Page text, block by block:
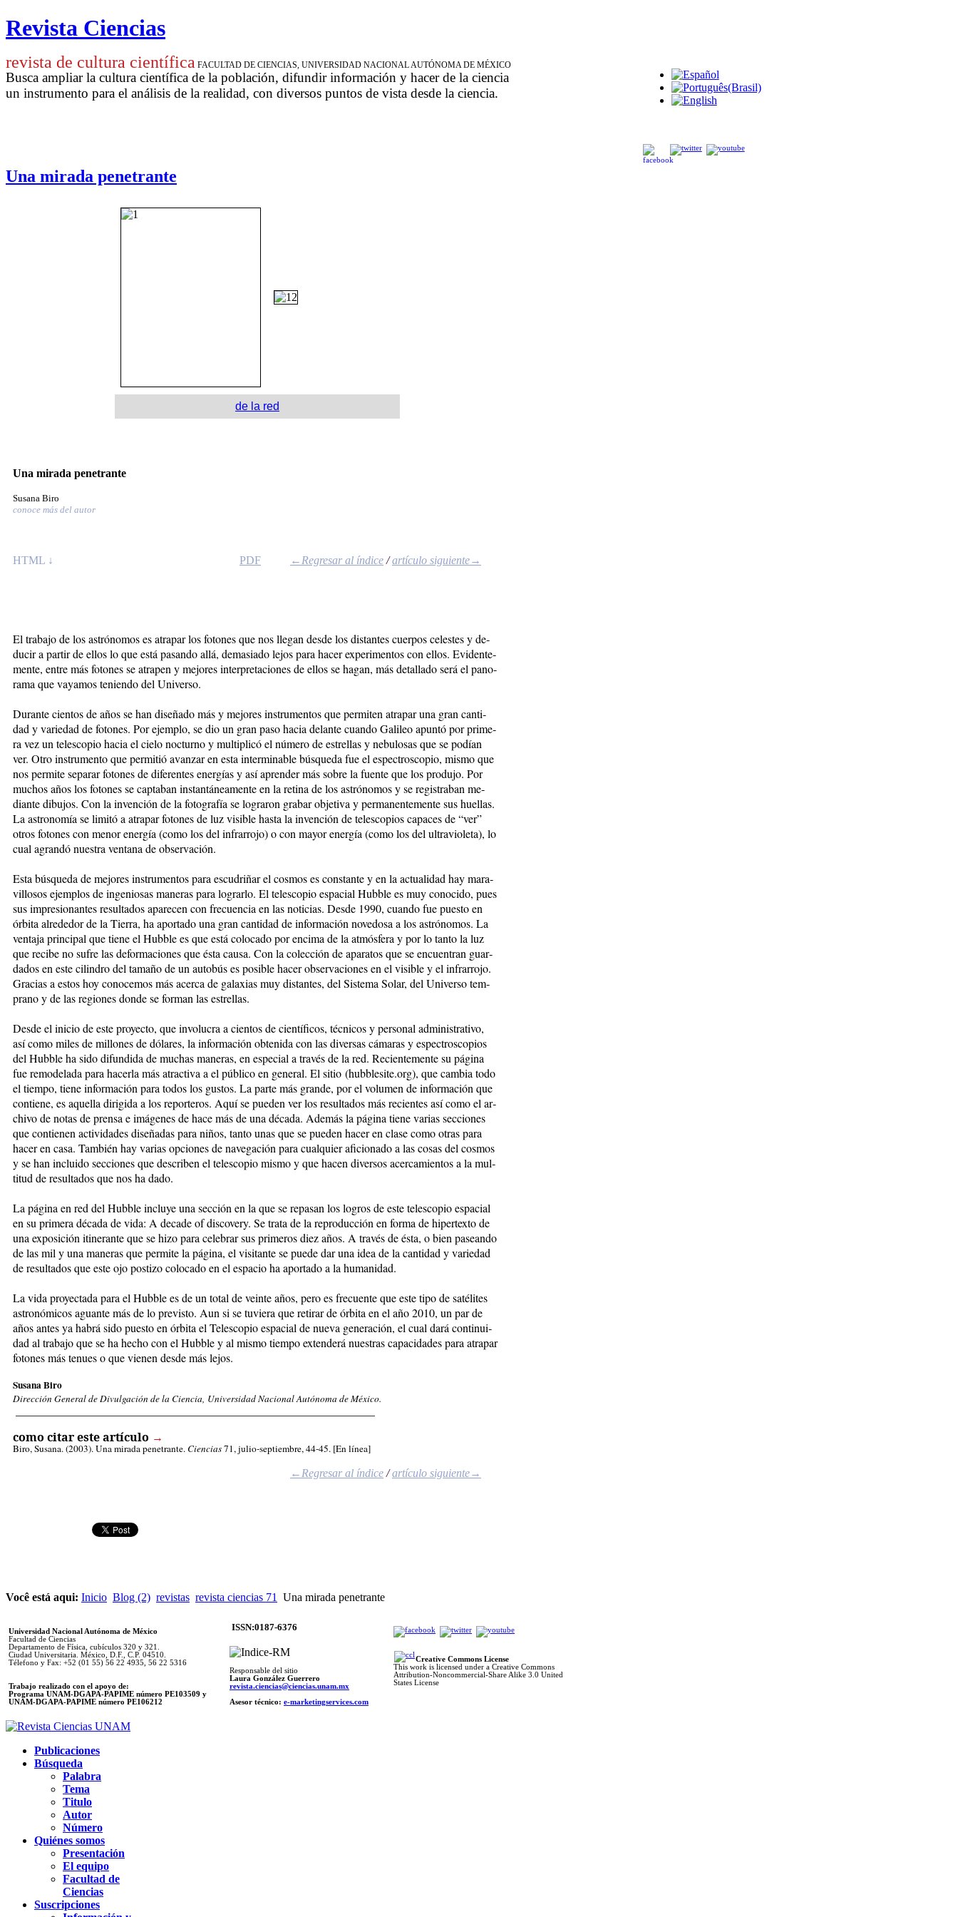
Revista Ciencias
revista de cultura científica FACULTAD DE CIENCIAS, UNIVERSIDAD NACIONAL AUTÓNOMA DE MÉXICO
Busca ampliar la cultura científica de la población, difundir información y hacer de la ciencia
un instrumento para el análisis de la realidad, con diversos puntos de vista desde la ciencia.
Una mirada penetrante
de la red
Una mirada penetrante
Susana Biro
conoce más del autor
HTML ↓ PDF ←Regresar al índice /artículo siguiente→
El tra­ba­jo de los as­tró­no­mos es atra­par los fo­to­nes que nos lle­gan des­de los dis­tan­tes cuer­pos ce­les­tes y de­
du­cir a par­tir de ellos lo que está pa­san­do allá, de­ma­sia­do le­jos pa­ra ha­cer ex­pe­ri­men­tos con ellos. Evi­den­te­
men­te, en­tre más fo­to­nes se atra­pen y me­jo­res in­ter­pre­ta­cio­nes de ellos se ha­gan, más de­ta­lla­do se­rá el pa­no­
ra­ma que va­ya­mos te­nien­do del Uni­ver­so.
Du­ran­te cien­tos de años se han di­se­ña­do más y me­jo­res ins­tru­men­tos que per­mi­ten atra­par una gran can­ti­
dad y va­rie­dad de fo­to­nes. Por ejem­plo, se dio un gran pa­so ha­cia de­lan­te cuan­do Ga­li­leo apun­tó por pri­me­
ra vez un te­les­co­pio ha­cia el cie­lo noc­tur­no y mul­ti­pli­có el nú­me­ro de es­tre­llas y ne­bu­lo­sas que se po­dían
ver. Otro ins­tru­men­to que per­mi­tió avan­zar en es­ta in­ter­mi­na­ble bús­que­da fue el es­pec­tros­co­pio, mis­mo que
nos per­mi­te se­pa­rar fo­to­nes de di­fe­ren­tes ener­gías y así apren­der más so­bre la fuen­te que los pro­du­jo. Por
mu­chos años los fo­to­nes se cap­ta­ban ins­tan­tá­nea­men­te en la re­ti­na de los as­tró­no­mos y se re­gis­tra­ban me­
dian­te di­bu­jos. Con la in­ven­ción de la fo­to­gra­fía se lo­gra­ron gra­bar ob­je­ti­va y per­ma­nen­te­men­te sus hue­llas.
La as­tro­no­mía se li­mi­tó a atra­par fo­to­nes de luz vi­si­ble has­ta la in­ven­ción de te­les­co­pios ca­pa­ces de “ver”
otros fo­to­nes con me­nor ener­gía (co­mo los del in­fra­rro­jo) o con ma­yor ener­gía (co­mo los del ul­tra­vio­le­ta), lo
cual agran­dó nues­tra ven­ta­na de ob­ser­va­ción.
Es­ta bús­que­da de me­jo­res ins­tru­men­tos pa­ra es­cu­dri­ñar el cos­mos es cons­tan­te y en la ac­tua­li­dad hay ma­ra­
vi­llo­sos ejem­plos de in­ge­nio­sas ma­ne­ras pa­ra lo­grar­lo. El te­les­co­pio es­pa­cial Hub­ble es muy co­no­ci­do, pues
sus im­pre­sio­nan­tes re­sul­ta­dos apa­re­cen con fre­cuen­cia en las no­ti­cias. Des­de 1990, cuan­do fue pues­to en
ór­bi­ta al­re­de­dor de la Tie­rra, ha apor­ta­do una gran can­ti­dad de in­for­ma­ción no­ve­do­sa a los as­tró­no­mos. La
ven­ta­ja prin­ci­pal que tie­ne el Hub­ble es que es­tá co­lo­ca­do por en­ci­ma de la at­mós­fe­ra y por lo tan­to la luz
que re­ci­be no su­fre las de­for­ma­cio­nes que és­ta cau­sa. Con la co­lec­ción de apa­ra­tos que se en­cuen­tran guar­
da­dos en es­te ci­lin­dro del ta­ma­ño de un au­to­bús es po­si­ble ha­cer ob­ser­va­cio­nes en el vi­si­ble y el in­fra­rro­jo.
Gra­cias a es­tos hoy co­no­ce­mos más acer­ca de ga­la­xias muy dis­tan­tes, del Sis­te­ma So­lar, del Uni­ver­so tem­
pra­no y de las re­gio­nes don­de se for­man las es­tre­llas.
Des­de el ini­cio de es­te pro­yec­to, que in­vo­lu­cra a cien­tos de cien­tí­fi­cos, téc­ni­cos y per­so­nal ad­mi­nis­tra­ti­vo,
así co­mo mi­les de mi­llo­nes de dó­la­res, la in­for­ma­ción ob­te­ni­da con las di­ver­sas cá­ma­ras y es­pec­tros­co­pios
del Hub­ble ha si­do di­fun­di­da de mu­chas ma­ne­ras, en es­pe­cial a tra­vés de la red. Re­cien­te­men­te su pá­gi­na
fue re­mo­de­la­da pa­ra ha­cer­la más atrac­ti­va a el pú­bli­co en ge­ne­ral. El si­tio (hub­ble­si­te.org), que cam­bia to­do
el tiem­po, tie­ne in­for­ma­ción pa­ra to­dos los gus­tos. La par­te más gran­de, por el vo­lu­men de in­for­ma­ción que
con­tie­ne, es aque­lla di­ri­gi­da a los re­por­te­ros. Aquí se pue­den ver los re­sul­ta­dos más re­cien­tes así co­mo el ar­
chi­vo de no­tas de pren­sa e imá­ge­nes de ha­ce más de una dé­ca­da. Ade­más la pá­gi­na tie­ne va­rias sec­cio­nes
que con­tie­nen ac­ti­vi­da­des di­se­ña­das pa­ra ni­ños, tan­to unas que se pue­den ha­cer en cla­se co­mo otras pa­ra
ha­cer en ca­sa. Tam­bién hay va­rias op­cio­nes de na­ve­ga­ción pa­ra cual­quier afi­cio­na­do a las co­sas del cos­mos
y se han in­clui­do sec­cio­nes que des­cri­ben el te­les­co­pio mis­mo y que ha­cen di­ver­sos acer­ca­mien­tos a la mul­
ti­tud de re­sul­ta­dos que nos ha dado.
La pá­gi­na en red del Hub­ble in­clu­ye una sec­ción en la que se re­pa­san los lo­gros de es­te te­les­co­pio es­pa­cial
en su pri­me­ra dé­ca­da de vi­da: A de­ca­de of dis­co­very. Se tra­ta de la re­pro­duc­ción en for­ma de hi­per­tex­to de
una ex­po­si­ción iti­ne­ran­te que se hi­zo pa­ra ce­le­brar sus pri­me­ros diez años. A tra­vés de és­ta, o bien pa­sean­do
de las mil y una ma­ne­ras que per­mi­te la pá­gi­na, el vi­si­tan­te se pue­de dar una idea de la can­ti­dad y va­rie­dad
de re­sul­ta­dos que es­te ojo pos­ti­zo co­lo­ca­do en el es­pa­cio ha apor­ta­do a la hu­ma­ni­dad.
La vi­da pro­yec­ta­da pa­ra el Hub­ble es de un to­tal de vein­te años, pe­ro es fre­cuen­te que es­te ti­po de sa­té­li­tes
as­tro­nó­mi­cos aguan­te más de lo pre­vis­to. Aun si se tu­vie­ra que re­ti­rar de ór­bi­ta en el año 2010, un par de
años an­tes ya ha­brá si­do pues­to en ór­bi­ta el Te­les­co­pio es­pa­cial de nue­va ge­ne­ra­ción, el cual da­rá con­ti­nui­
dad al tra­ba­jo que se ha he­cho con el Hub­ble y al mis­mo tiem­po ex­ten­de­rá nues­tras ca­pa­ci­da­des pa­ra atra­par
fo­to­nes más te­nues o que vie­nen des­demás le­jos.
Susana Biro
Dirección General de Divulgación de la Ciencia, Universidad Nacional Autónoma de México.
como citar este artículo →
Biro, Susana. (2003). Una mirada penetrante. Ciencias71, julio-septiembre, 44-45. [En línea]
←Regresar al índice /artículo siguiente→
Você está aqui: Inicio Blog (2) revistas revista ciencias 71 Una mirada penetrante
Universidad Nacional Autónoma de México
Facultad de Ciencias
Departamento de Física, cubículos 320 y 321.
Ciudad Universitaria. México, D.F., C.P. 04510.
Télefono y Fax: +52 (01 55) 56 22 4935, 56 22 5316
Trabajo realizado con el apoyo de:
Programa UNAM-DGAPA-PAPIME número PE103509 y
UNAM-DGAPA-PAPIME número PE106212
ISSN:0187-6376
Responsable del sitio
Laura González Guerrero
revista.ciencias@ciencias.unam.mx
Asesor técnico: e-marketingservices.com
Creative Commons License
This work is licensed under a Creative Commons
Attribution-Noncommercial-Share Alike 3.0 United
States License
Publicaciones
Búsqueda
Palabra
Tema
Titulo
Autor
Número
Quiénes somos
Presentación
El equipo
Facultad de
Ciencias
Suscripciones